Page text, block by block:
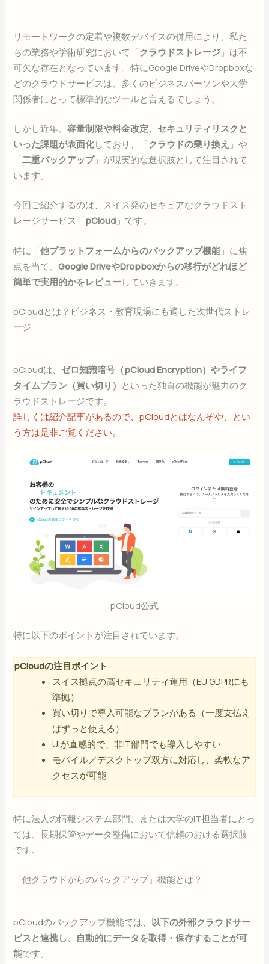
リモートワークの定着や複数デバイスの併用により、私た
ちの業務や学術研究において「クラウドストレージ 」は不
可欠な存在となっています。特にGoogle DriveやDropboxな
どのクラウドサービスは、多くのビジネスパーソンや大学
関係者にとって標準的なツールと言えるでしょう。
しかし近年、容量制限や料金改定、セキュリティリスクと
いった課題が表面化しており、「クラウドの乗り換え 」や
「二重バックアップ」が現実的な選択肢として注目されて
います。
今回ご紹介するのは、スイス発のセキュアなクラウドスト
レージサービス「pCloud」 です。
特に「他プラットフォームからのバックアップ機能 」に焦
点を当て、Google DriveやDropboxからの移行がどれほど
簡単で実用的かをレビューしていきます。
pCloudとは？ビジネス・教育現場にも適した次世代ストレ
ージ
pCloudは、 ゼロ知識暗号（pCloud Encryption）やライフ
タイムプラン（買い切り） といった独自の機能が魅力のク
ラウドストレージです。
詳しくは紹介記事があるので、pCloudとはなんぞや、とい
う方は是非ご覧ください。
pCloud公式
特に以下のポイントが注目されています。
pCloudの注目ポイント
スイス拠点の高セキュリティ運用（EU GDPRにも
準拠）
買い切りで導入可能なプランがある（一度支払え
ばずっと使える）
UIが直感的で、非IT部門でも導入しやすい
モバイル／デスクトップ双方に対応し、柔軟なア
クセスが可能
特に法人の情報システム部門、または大学のIT担当者にとっ
ては、長期保管やデータ整備において信頼のおける選択肢
です。
「他クラウドからのバックアップ」機能とは？
pCloudのバックアップ機能では、 以下の外部クラウドサー
ビスと連携し、自動的にデータを取得・保存することが可
能です。